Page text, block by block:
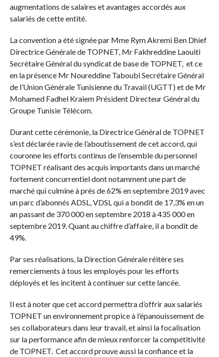
augmentations de salaires et avantages accordés aux
salariés de cette entité.
La convention a été signée par Mme Rym Akremi Ben Dhief
Directrice Générale de TOPNET, Mr Fakhreddine Laouiti
Secrétaire Général du syndicat de base de TOPNET, et ce
en la présence Mr Noureddine Taboubi Secrétaire Général
de l’Union Générale Tunisienne du Travail (UGTT) et de Mr
Mohamed Fadhel Kraiem Président Directeur Général du
Groupe Tunisie Télécom.
Durant cette cérémonie, la Directrice Général de TOPNET
s’est déclarée ravie de l’aboutissement de cet accord, qui
couronne les efforts continus de l’ensemble du personnel
TOPNET réalisant des acquis importants dans un marché
fortement concurrentiel dont notamment une part de
marché qui culmine à près de 62% en septembre 2019 avec
un parc d’abonnés ADSL, VDSL qui a bondit de 17,3% en un
an passant de 370 000 en septembre 2018 à 435 000 en
septembre 2019. Quant au chiffre d’affaire, il a bondit de
49%.
Par ses réalisations, la Direction Générale réitère ses
remerciements à tous les employés pour les efforts
déployés et les incitent à continuer sur cette lancée.
Il est à noter que cet accord permettra d’offrir aux salariés
TOPNET un environnement propice à l’épanouissement de
ses collaborateurs dans leur travail, et ainsi la focalisation
sur la performance afin de mieux renforcer la compétitivité
de TOPNET. Cet accord prouve aussi la confiance et la